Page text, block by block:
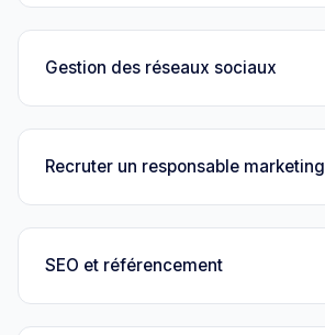
Gestion des réseaux sociaux
Recruter un responsable marketing
SEO et référencement